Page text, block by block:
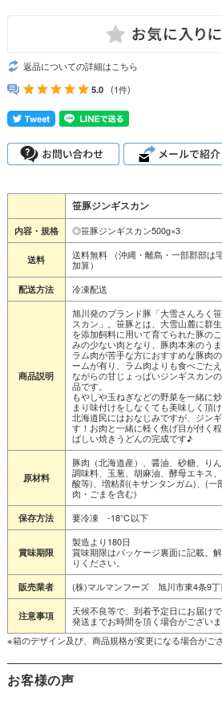
返品についての詳細はこちら
5.0 (1件)
笹豚ジンギスカン
内容・規格 ◎笹豚ジンギスカン500g×3
送料
送料無料 （沖縄・離島・一部郡部は
加算）
配送方法 冷凍配送
商品説明
旭川発のブランド豚「大雪さんろく
スカン」。笹豚とは、大雪山麓に群
を添加飼料に用いて育てられた豚の
みの少ない肉となり、豚肉本来のう
ラム肉が苦手な方におすすめな豚肉
ームが有り、ラム肉よりも食べごた
ながらの甘じょっぱいジンギスカン
品です。
もやしや玉ねぎなどの野菜を一緒に
まり味付けをしなくても美味しく頂け
北海道民にはおなじみですが、ジン
す！お肉と一緒に軽く焦げ目が付く
ばしい焼きうどんの完成です♪
原材料
豚肉（北海道産）、醤油、砂糖、り
調味料、玉葱、胡麻油、酵母エキス
酸等)、増粘剤(キサンタンガム)、(一
肉・ごまを含む)
保存方法 要冷凍 -18℃以下
賞味期限
製造より180日
賞味期限はパッケージ裏面に記載。
りください。
販売業者 (株)マルマンフーズ 旭川市東4条9丁
注意事項
天候不良等で、到着予定日にお届け
発送までお時間を頂く場合がございま
※箱のデザイン及び、商品規格が変更になる場合がご
お客様の声